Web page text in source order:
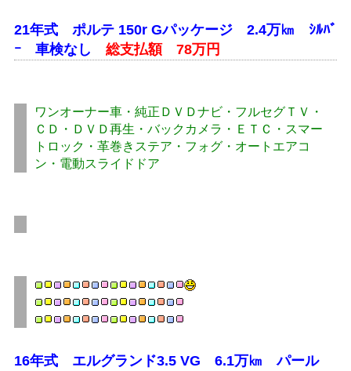
21年式 ポルテ 150r Gパッケージ 2.4万㎞ ｼﾙﾊﾞ
ｰ 車検なし 総支払額 78万円
ワンオーナー車・純正ＤＶＤナビ・フルセグＴＶ・
ＣＤ・ＤＶＤ再生・バックカメラ・ＥＴＣ・スマー
トロック・革巻きステア・フォグ・オートエアコ
ン・電動スライドドア
16年式 エルグランド3.5 VG 6.1万㎞ パール